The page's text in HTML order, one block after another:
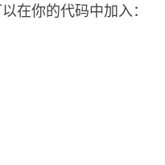
在你的代码中加入：